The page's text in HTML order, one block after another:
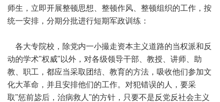
师生，立即开展整顿思想、整顿作风、整顿组织的工作，按
统一安排，分期分批进行短期军政训练：
各大专院校，除党内一小撮走资本主义道路的当权派和反
动的学术"权威"以外，对各级领导干部、教授、讲师、助
教、职工，都应当采取团结、教育的方法，吸收他们参加文
化大革命，并且安排他们的工作。对犯错误的人，要采
取"惩前毖后，治病救人"的方针，只要不是反党反社会主义